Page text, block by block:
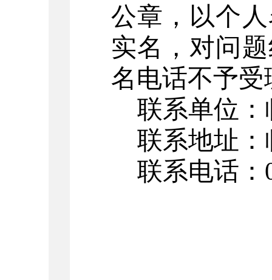
公章，以个
实名，对问
名电话不予受
联系单位
联系地址
联系电话：